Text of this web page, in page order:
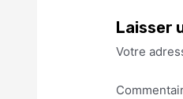
Laisser
Votre